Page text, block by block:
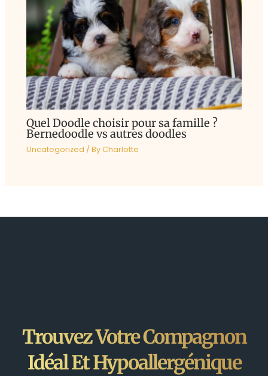
Quel Doodle choisir pour sa famille ?
Bernedoodle vs autres doodles
Uncategorized / ByCharlotte
Trouvez Votre Compagnon
Idéal Et Hypoallergénique